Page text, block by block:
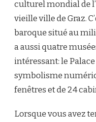
culturel mondial de
vieille ville de Graz.
baroque situé au
a aussi quatre
intéressant: le
symbolisme
fenêtres et de 24
Lorsque vous avez